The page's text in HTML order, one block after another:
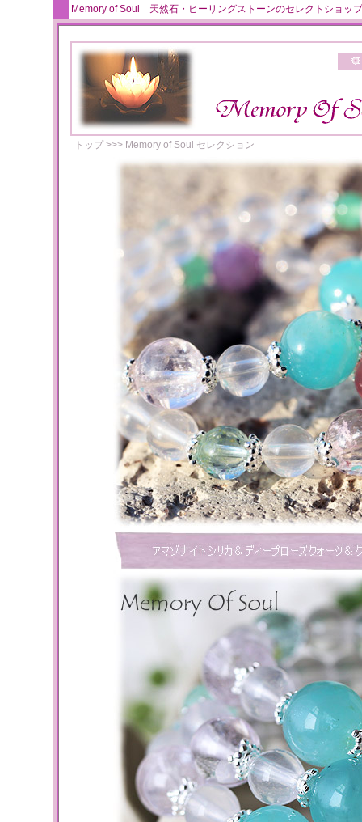
Memory of Soul 天然石・ヒーリングストーンのセレクトショッ
トップ>>> Memory of Soul セレクション